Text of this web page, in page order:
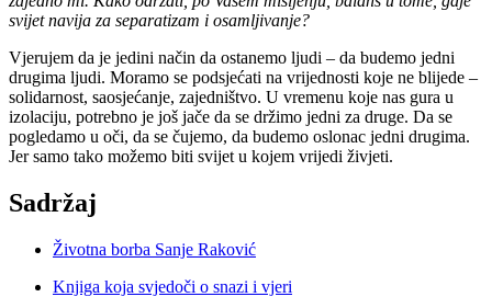
svijet navija za separatizam i osamljivanje?
Vjerujem da je jedini način da ostanemo ljudi – da budemo jedni
drugima ljudi. Moramo se podsjećati na vrijednosti koje ne blijede –
solidarnost, saosjećanje, zajedništvo. U vremenu koje nas gura u
izolaciju, potrebno je još jače da se držimo jedni za druge. Da se
pogledamo u oči, da se čujemo, da budemo oslonac jedni drugima.
Jer samo tako možemo biti svijet u kojem vrijedi živjeti.
Sadržaj
Životna borba Sanje Raković
Knjiga koja svjedoči o snazi i vjeri